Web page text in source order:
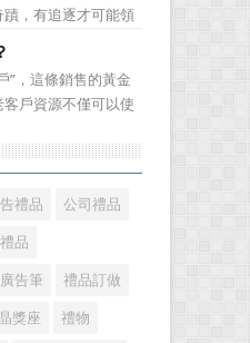
，有追逐才可能領
，禮品這個年輕而
秀企業，成就了一
逐而表現出的那份
”，這條銷售的黃金
戶資源不僅可以使
顧客的基礎上不斷
，銷售業績越來越
禮品 公司禮品
品
廣告筆 禮品訂做
獎座 禮物